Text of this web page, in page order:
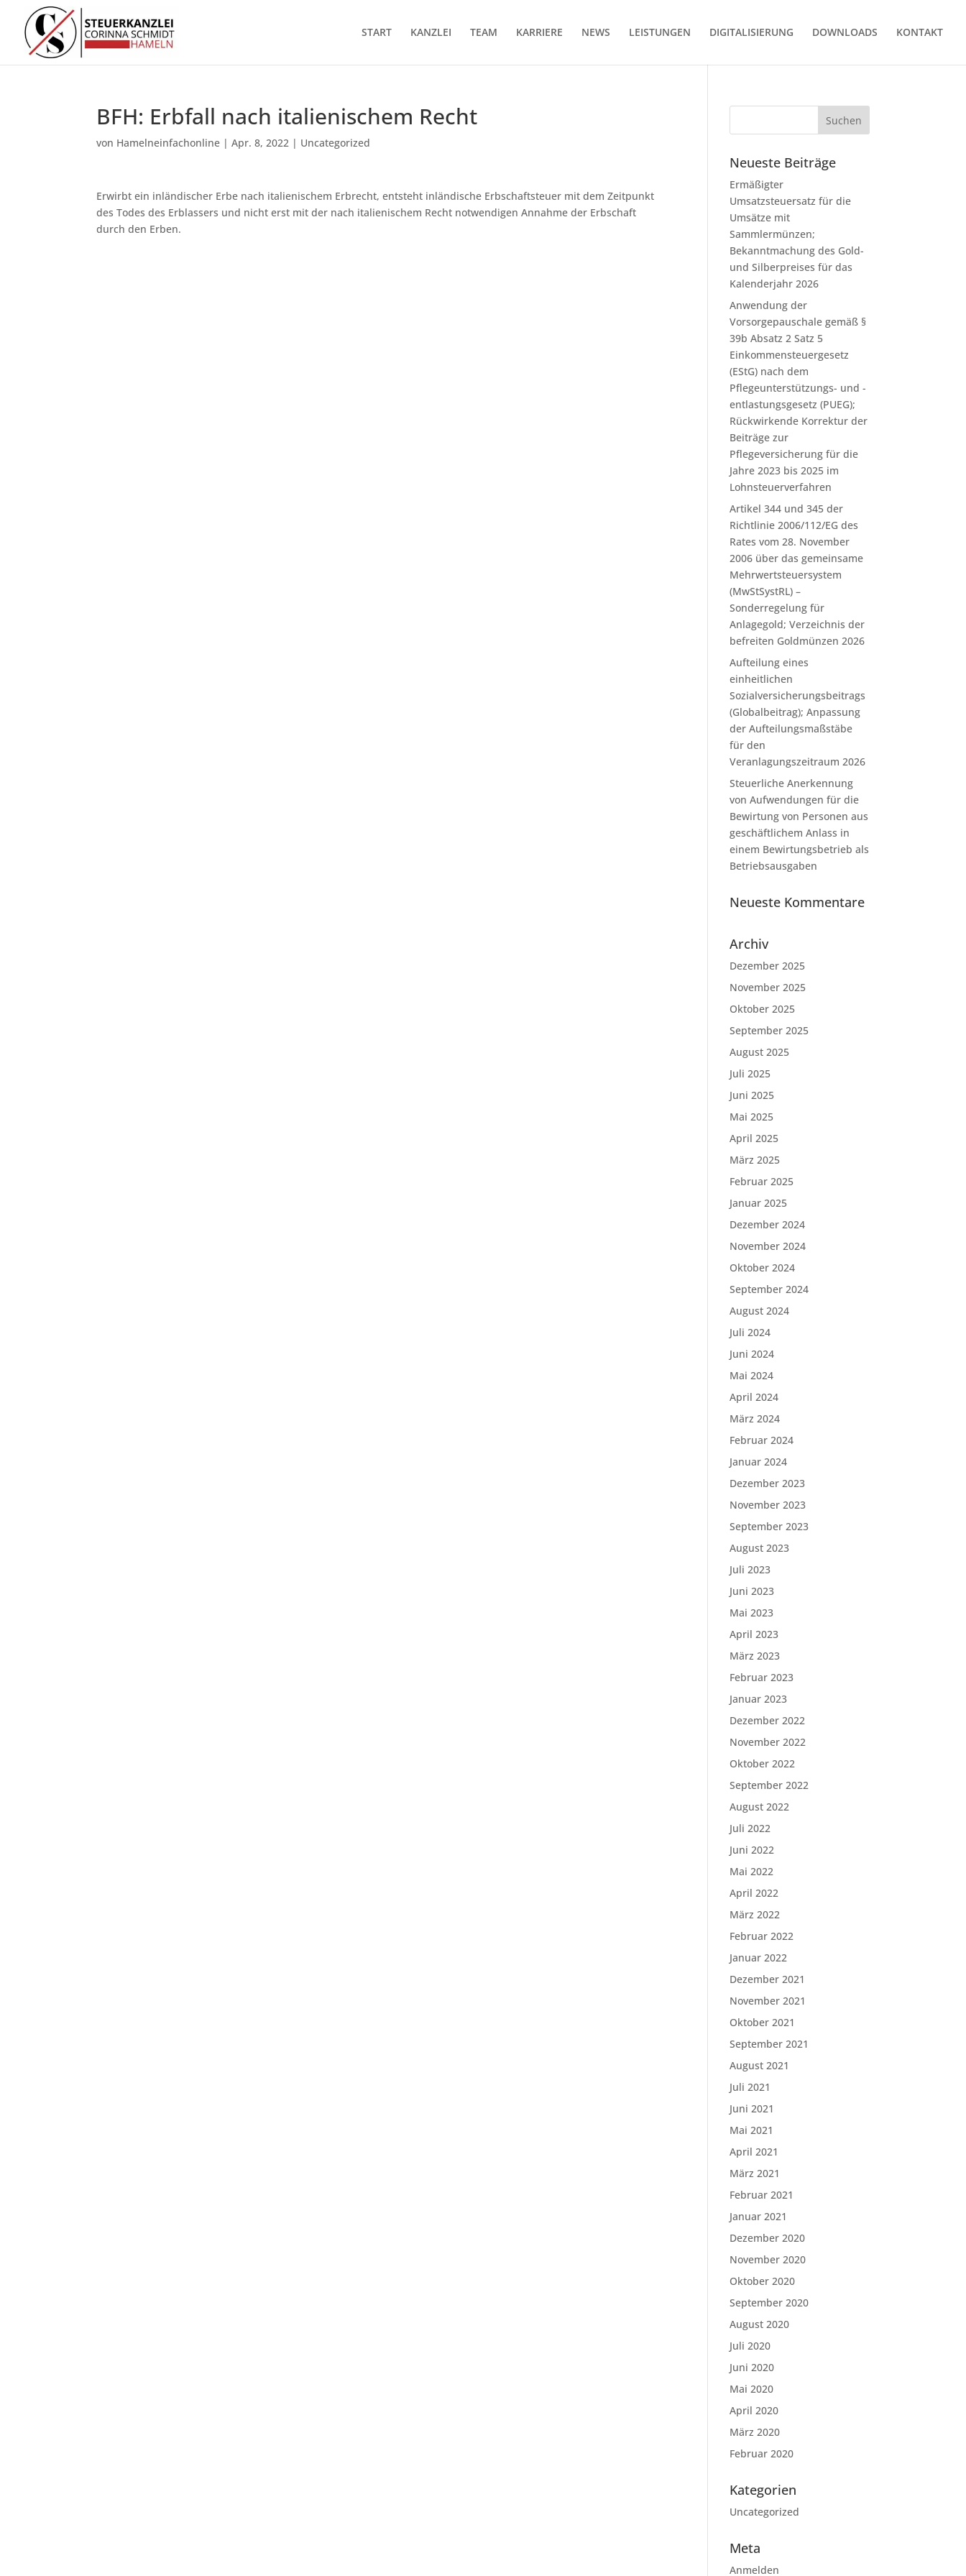
START KANZLEI TEAM KARRIERE NEWS LEISTUNGEN DIGITALISIERUNG DOWNLOADS KONTAKT
BFH: Erbfall nach italienischem Recht
von Hamelneinfachonline |Apr. 8, 2022 | Uncategorized
Erwirbt ein inländischer Erbe nach italienischem Erbrecht, entsteht inländische Erbschaftsteuer mit dem Zeitpunkt
des Todes des Erblassers und nicht erst mit der nach italienischem Recht notwendigen Annahme der Erbschaft
durch den Erben.
Neueste Beiträge
Ermäßigter
Umsatzsteuersatz für die
Umsätze mit
Sammlermünzen;
Bekanntmachung des Gold-
und Silberpreises für das
Kalenderjahr 2026
Anwendung der
Vorsorgepauschale gemäß §
39b Absatz 2 Satz 5
Einkommensteuergesetz
(EStG) nach dem
Pflegeunterstützungs- und -
entlastungsgesetz (PUEG);
Rückwirkende Korrektur der
Beiträge zur
Pflegeversicherung für die
Jahre 2023 bis 2025 im
Lohnsteuerverfahren
Artikel 344 und 345 der
Richtlinie 2006/112/EG des
Rates vom 28. November
2006 über das gemeinsame
Mehrwertsteuersystem
(MwStSystRL) –
Sonderregelung für
Anlagegold; Verzeichnis der
befreiten Goldmünzen 2026
Aufteilung eines
einheitlichen
Sozialversicherungsbeitrags
(Globalbeitrag); Anpassung
der Aufteilungsmaßstäbe
für den
Veranlagungszeitraum 2026
Steuerliche Anerkennung
von Aufwendungen für die
Bewirtung von Personen aus
geschäftlichem Anlass in
einem Bewirtungsbetrieb als
Betriebsausgaben
Neueste Kommentare
Archiv
Dezember 2025
November 2025
Oktober 2025
September 2025
August 2025
Juli 2025
Juni 2025
Mai 2025
April 2025
März 2025
Februar 2025
Januar 2025
Dezember 2024
November 2024
Oktober 2024
September 2024
August 2024
Juli 2024
Juni 2024
Mai 2024
April 2024
März 2024
Februar 2024
Januar 2024
Dezember 2023
November 2023
September 2023
August 2023
Juli 2023
Juni 2023
Mai 2023
April 2023
März 2023
Februar 2023
Januar 2023
Dezember 2022
November 2022
Oktober 2022
September 2022
August 2022
Juli 2022
Juni 2022
Mai 2022
April 2022
März 2022
Februar 2022
Januar 2022
Dezember 2021
November 2021
Oktober 2021
September 2021
August 2021
Juli 2021
Juni 2021
Mai 2021
April 2021
März 2021
Februar 2021
Januar 2021
Dezember 2020
November 2020
Oktober 2020
September 2020
August 2020
Juli 2020
Juni 2020
Mai 2020
April 2020
März 2020
Februar 2020
Kategorien
Uncategorized
Meta
Anmelden